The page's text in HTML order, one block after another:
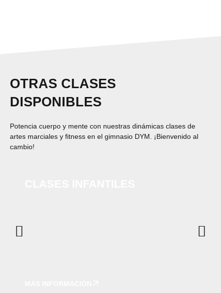
OTRAS CLASES
DISPONIBLES
Potencia cuerpo y mente con nuestras dinámicas clases de
artes marciales y fitness en el gimnasio DYM. ¡Bienvenido al
cambio!